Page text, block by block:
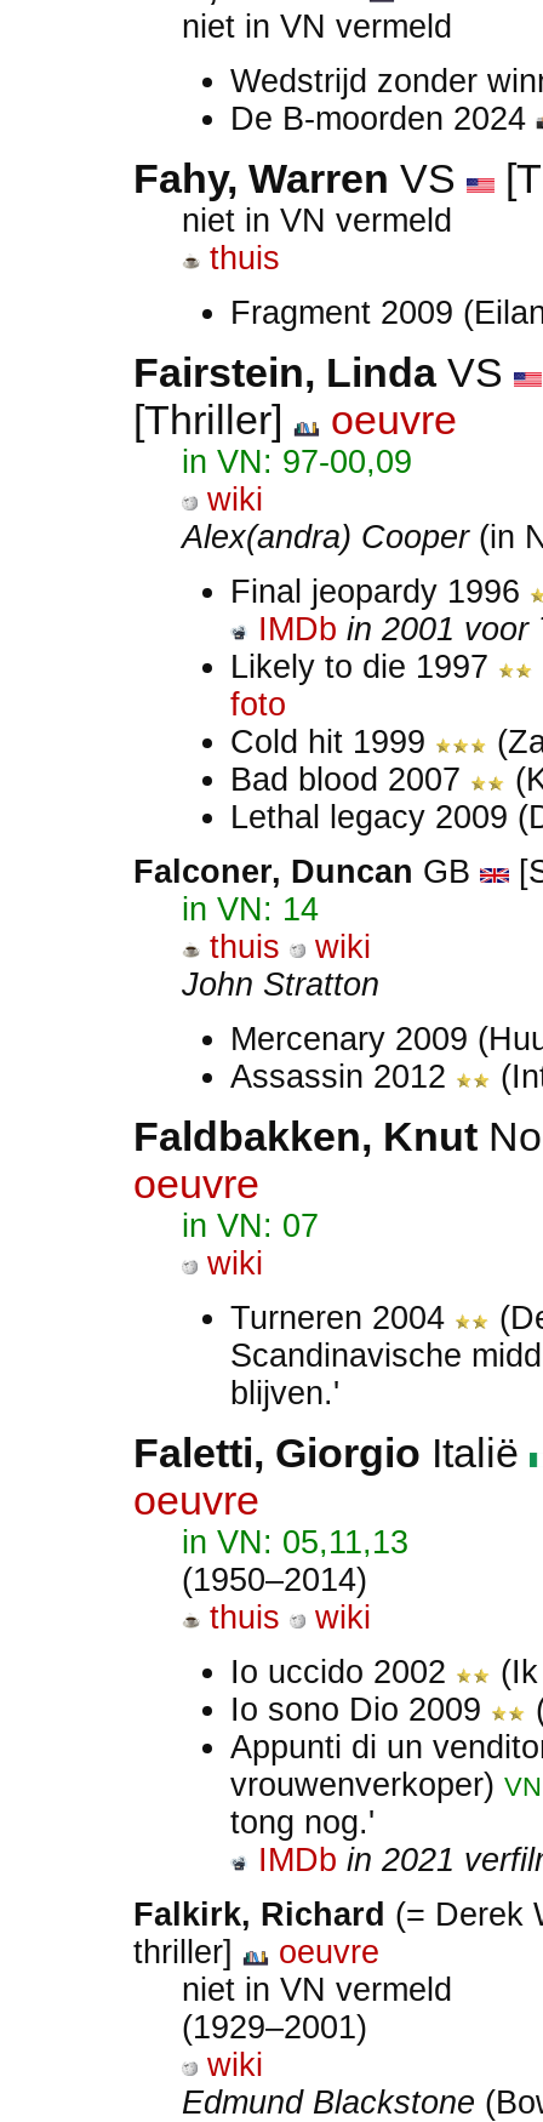
niet in VN vermeld
Wedstrijd zonder
De B-moorden 2024
Fahy, Warren VS
niet in VN vermeld
thuis
Fragment 2009
Fairstein, LindaVS
[Thriller]
oeuvre
in VN: 97-00,09
wiki
Alex(andra) Cooper(in
Final jeopardy 1996
IMDb in 2001 voor
Likely to die 1997
foto
Cold hit 1999
Bad blood 2007
Lethal legacy 2009
Falconer, Duncan GB
in VN: 14
thuis
wiki
John Stratton
Mercenary 2009
Assassin 2012
Faldbakken, Knut
oeuvre
in VN: 07
wiki
Turneren 2004
Scandinavische
blijven.'
Faletti, Giorgio Italië
oeuvre
in VN: 05,11,13
(1950–2014)
thuis
wiki
Io uccido 2002
Io sono Dio 2009
Appunti di un
vrouwenverkoper)
tong nog.'
IMDb in 2021
Falkirk, Richard (= Derek
thriller]
oeuvre
niet in VN vermeld
(1929–2001)
wiki
Edmund Blackstone